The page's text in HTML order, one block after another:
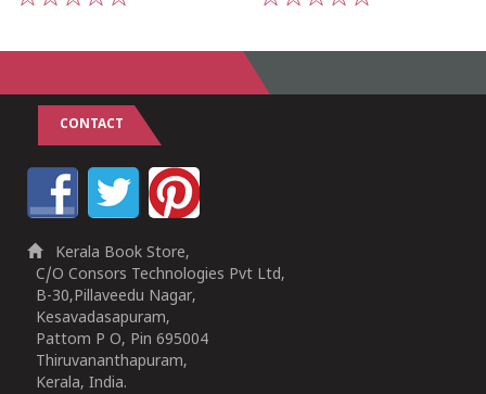
CONTACT
Kerala Book Store,
C/O Consors Technologies Pvt Ltd,
B-30,Pillaveedu Nagar,
Kesavadasapuram,
Pattom P O, Pin 695004
Thiruvananthapuram,
Kerala, India.